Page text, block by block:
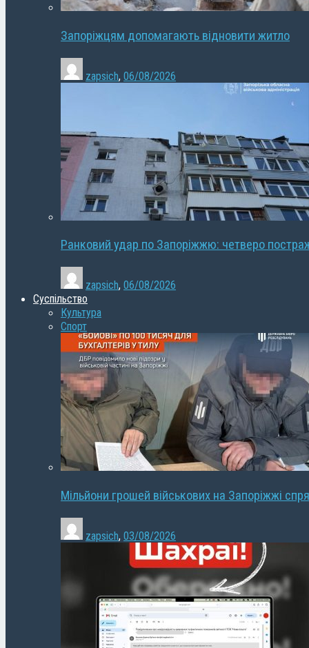
Запоріжцям допомагають відновити житло
zapsich, 06/08/2026
Ранковий удар по Запоріжжю: четверо
zapsich, 06/08/2026
Суспільство
Культура
Спорт
Мільйони грошей військових на Запоріжжі
zapsich, 03/08/2026